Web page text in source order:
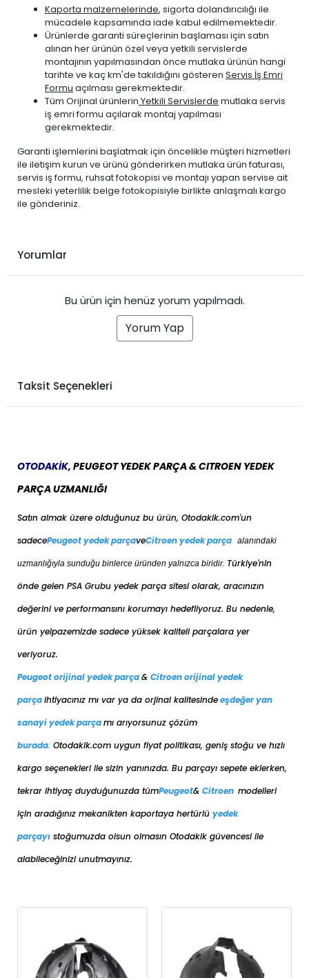
Kaporta malzemelerinde, sigorta dolandırıcılığı ile
mücadele kapsamında iade kabul edilmemektedir.
Ürünlerde garanti süreçlerinin başlaması için satın
alınan her ürünün özel veya yetkili servislerde
montajının yapılmasından önce mutlaka ürünün hangi
tarihte ve kaç km'de takıldığını gösteren Servis İş Emri
Formu açılması gerekmektedir.
Tüm Orijinal ürünlerin Yetkili Servislerde mutlaka servis
iş emri formu açılarak montaj yapılması
gerekmektedir.
Garanti işlemlerini başlatmak için öncelikle müşteri hizmetleri
ile iletişim kurun ve ürünü gönderirken mutlaka ürün faturası,
servis iş formu, ruhsat fotokopisi ve montajı yapan servise ait
mesleki yeterlilik belge fotokopisiyle birlikte anlaşmalı kargo
ile gönderiniz.
Yorumlar
Bu ürün için henüz yorum yapılmadı.
Yorum Yap
Taksit Seçenekleri
OTODAKİK, PEUGEOT YEDEK PARÇA & CITROEN YEDEK
PARÇA UZMANLIĞI
Satın almak üzere olduğunuz bu ürün, Otodakik.com'un
sadecePeugeot yedek parçaveCitroen yedek parça alanındaki
uzmanlığıyla sunduğu binlerce üründen yalnızca biridir. Türkiye'nin
önde gelen PSA Grubu yedek parça sitesi olarak, aracınızın
değerini ve performansını korumayı hedefliyoruz. Bu nedenle,
ürün yelpazemizde sadece yüksek kaliteli parçalara yer
veriyoruz.
Peugeot orijinal yedek parça& Citroen orijinal yedek
parçaihtiyacınız mı var ya da orjinal kalitesindeeşdeğeryan
sanayi yedek parçamı arıyorsunuz çözüm
burada. Otodakik.com uygun fiyat politikası, geniş stoğu ve hızlı
kargo seçenekleri ile sizin yanınızda. Bu parçayı sepete eklerken,
tekrar ihtiyaç duyduğunuzda tümPeugeot& Citroen modelleri
için aradığınız mekanikten kaportaya hertürlü yedek
parçayı stoğumuzda olsun olmasın Otodakik güvencesi ile
alabileceğinizi unutmayınız.